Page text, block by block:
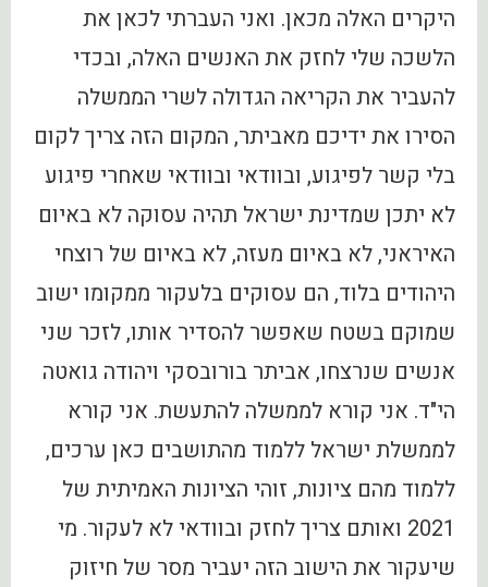
היקרים האלה מכאן. ואני העברתי לכאן את
הלשכה שלי לחזק את האנשים האלה, ובכדי
להעביר את הקריאה הגדולה לשרי הממשלה
הסירו את ידיכם מאביתר, המקום הזה צריך לקום
בלי קשר לפיגוע, ובוודאי ובוודאי שאחרי פיגוע
לא יתכן שמדינת ישראל תהיה עסוקה לא באיום
האיראני, לא באיום מעזה, לא באיום של רוצחי
היהודים בלוד, הם עסוקים בלעקור ממקומו ישוב
שמוקם בשטח שאפשר להסדיר אותו, לזכר שני
אנשים שנרצחו, אביתר בורובסקי ויהודה גואטה
הי"ד. אני קורא לממשלה להתעשת. אני קורא
לממשלת ישראל ללמוד מהתושבים כאן ערכים,
ללמוד מהם ציונות, זוהי הציונות האמיתית של
2021 ואותם צריך לחזק ובוודאי לא לעקור. מי
שיעקור את הישוב הזה יעביר מסר של חיזוק